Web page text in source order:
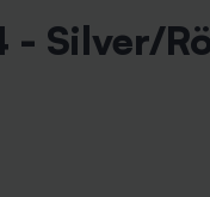
- Silver/